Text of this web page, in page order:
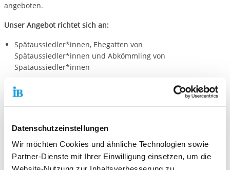
Datenschutzeinstellungen
Wir möchten Cookies und ähnliche Technologien sowie
Partner-Dienste mit Ihrer Einwilligung einsetzen, um die
angeboten.
Unser Angebot richtet sich an:
Spätaussiedler*innen, Ehegatten von
Spätaussiedler*innen und Abkömmling von
Spätaussiedler*innen
Ausländer*innen, die schon mindestens 18 Monate in
Deutschland leben oder eine Aufenthaltserlaubnis haben,
die mindestens noch 1 Jahr gültig ist.
Ausländer*innen, die neu in Deutschland sind und hier
arbeiten wollen; außerdem die Familienangehörigen, die
nach Deutschland nachgezogen sind.